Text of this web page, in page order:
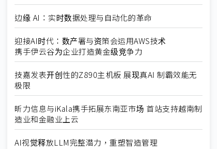
边缘 AI：实时数据处理与自动化的革命
迎接AI时代：数产署与资策会运用AWS技术
携手伊云谷为企业打造黄金级竞争力
技嘉发表开创性的Z890主机板 展现真AI 制霸效能无
极限
昕力信息与iKala携手拓展东南亚市场 首站支持越南制
造业和金融业上云
AI视觉释放LLM完整潜力，重塑智造管理